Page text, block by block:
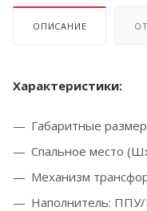
ОПИСАНИЕ
Характеристики:
Габаритные
Спальное место
Механизм
Наполнитель: